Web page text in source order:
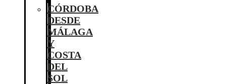
CÓRDOBA
DESDE
MÁLAGA
Y
COSTA
DEL
SOL